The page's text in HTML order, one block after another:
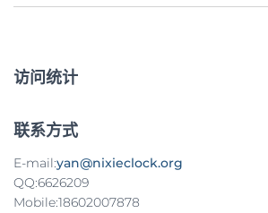
索
访问统计
联系方式
E-mail:yan@nixieclock.org
QQ:6626209
Mobile:18602007878